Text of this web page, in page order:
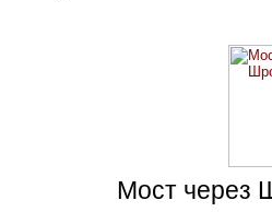
Мост через